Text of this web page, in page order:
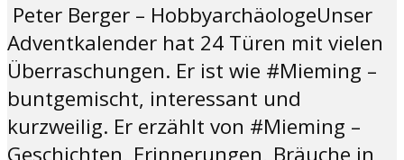
Peter Berger – HobbyarchäologeUnser
Adventkalender hat 24 Türen mit vielen
Überraschungen. Er ist wie #Mieming –
buntgemischt, interessant und
kurzweilig. Er erzählt von #Mieming –
Geschichten, Erinnerungen, Bräuche in